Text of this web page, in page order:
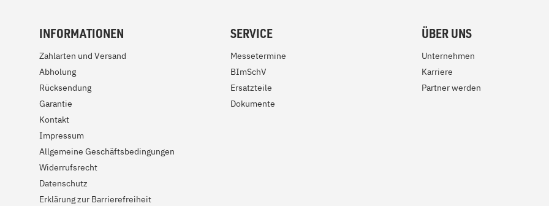
INFORMATIONEN
Zahlarten und Versand
Abholung
Rücksendung
Garantie
Kontakt
Impressum
Allgemeine Geschäftsbedingungen
Widerrufsrecht
Datenschutz
Erklärung zur Barrierefreiheit
SERVICE
Messetermine
BImSchV
Ersatzteile
Dokumente
ÜBER UNS
Unternehmen
Karriere
Partner werden